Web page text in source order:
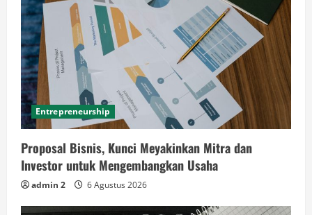
Entrepreneurship
Proposal Bisnis, Kunci Meyakinkan Mitra dan
Investor untuk Mengembangkan Usaha
admin 2 6 Agustus 2026